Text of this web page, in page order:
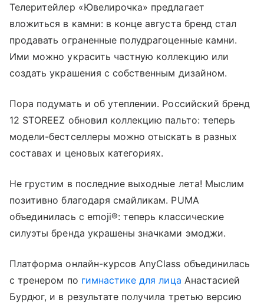
Телеритейлер «Ювелирочка» предлагает
вложиться в камни: в конце августа бренд стал
продавать ограненные полудрагоценные камни.
Ими можно украсить частную коллекцию или
создать украшения с собственным дизайном.
Пора подумать и об утеплении. Российский бренд
12 STOREEZ обновил коллекцию пальто: теперь
модели-бестселлеры можно отыскать в разных
составах и ценовых категориях.
Не грустим в последние выходные лета! Мыслим
позитивно благодаря смайликам. PUMA
объединилась с emoji®: теперь классические
силуэты бренда украшены значками эмоджи.
Платформа онлайн-курсов AnyClass объединилась
с тренером по гимнастике для лица Анастасией
Бурдюг, и в результате получила третью версию